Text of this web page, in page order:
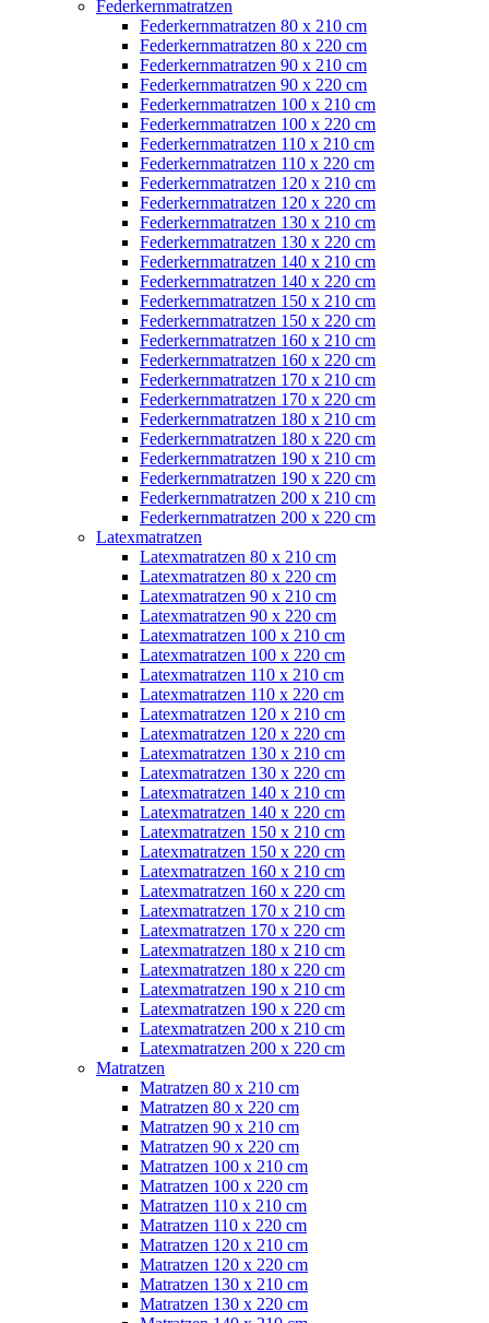
Federkernmatratzen
Federkernmatratzen 80 x 210 cm
Federkernmatratzen 80 x 220 cm
Federkernmatratzen 90 x 210 cm
Federkernmatratzen 90 x 220 cm
Federkernmatratzen 100 x 210 cm
Federkernmatratzen 100 x 220 cm
Federkernmatratzen 110 x 210 cm
Federkernmatratzen 110 x 220 cm
Federkernmatratzen 120 x 210 cm
Federkernmatratzen 120 x 220 cm
Federkernmatratzen 130 x 210 cm
Federkernmatratzen 130 x 220 cm
Federkernmatratzen 140 x 210 cm
Federkernmatratzen 140 x 220 cm
Federkernmatratzen 150 x 210 cm
Federkernmatratzen 150 x 220 cm
Federkernmatratzen 160 x 210 cm
Federkernmatratzen 160 x 220 cm
Federkernmatratzen 170 x 210 cm
Federkernmatratzen 170 x 220 cm
Federkernmatratzen 180 x 210 cm
Federkernmatratzen 180 x 220 cm
Federkernmatratzen 190 x 210 cm
Federkernmatratzen 190 x 220 cm
Federkernmatratzen 200 x 210 cm
Federkernmatratzen 200 x 220 cm
Latexmatratzen
Latexmatratzen 80 x 210 cm
Latexmatratzen 80 x 220 cm
Latexmatratzen 90 x 210 cm
Latexmatratzen 90 x 220 cm
Latexmatratzen 100 x 210 cm
Latexmatratzen 100 x 220 cm
Latexmatratzen 110 x 210 cm
Latexmatratzen 110 x 220 cm
Latexmatratzen 120 x 210 cm
Latexmatratzen 120 x 220 cm
Latexmatratzen 130 x 210 cm
Latexmatratzen 130 x 220 cm
Latexmatratzen 140 x 210 cm
Latexmatratzen 140 x 220 cm
Latexmatratzen 150 x 210 cm
Latexmatratzen 150 x 220 cm
Latexmatratzen 160 x 210 cm
Latexmatratzen 160 x 220 cm
Latexmatratzen 170 x 210 cm
Latexmatratzen 170 x 220 cm
Latexmatratzen 180 x 210 cm
Latexmatratzen 180 x 220 cm
Latexmatratzen 190 x 210 cm
Latexmatratzen 190 x 220 cm
Latexmatratzen 200 x 210 cm
Latexmatratzen 200 x 220 cm
Matratzen
Matratzen 80 x 210 cm
Matratzen 80 x 220 cm
Matratzen 90 x 210 cm
Matratzen 90 x 220 cm
Matratzen 100 x 210 cm
Matratzen 100 x 220 cm
Matratzen 110 x 210 cm
Matratzen 110 x 220 cm
Matratzen 120 x 210 cm
Matratzen 120 x 220 cm
Matratzen 130 x 210 cm
Matratzen 130 x 220 cm